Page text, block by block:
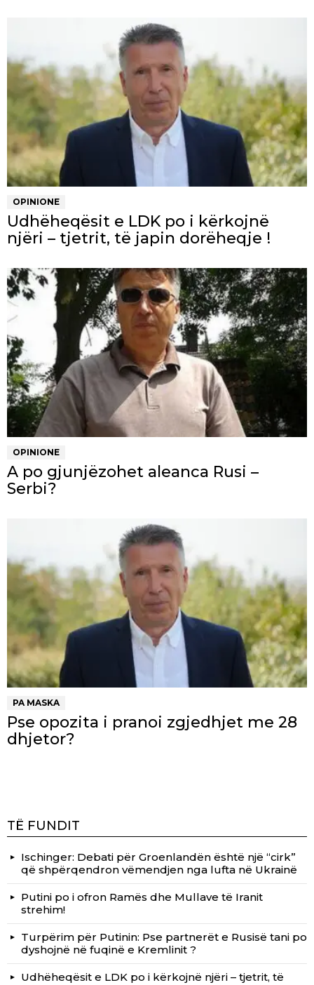
OPINIONE
Udhëheqësit e LDK po i kërkojnë
njëri – tjetrit, të japin dorëheqje !
OPINIONE
A po gjunjëzohet aleanca Rusi –
Serbi?
PA MASKA
Pse opozita i pranoi zgjedhjet me 28
dhjetor?
TË FUNDIT
Ischinger: Debati për Groenlandën është një “cirk”
që shpërqendron vëmendjen nga lufta në Ukrainë
Putini po i ofron Ramës dhe Mullave të Iranit
strehim!
Turpërim për Putinin: Pse partnerët e Rusisë tani po
dyshojnë në fuqinë e Kremlinit ?
Udhëheqësit e LDK po i kërkojnë njëri – tjetrit, të